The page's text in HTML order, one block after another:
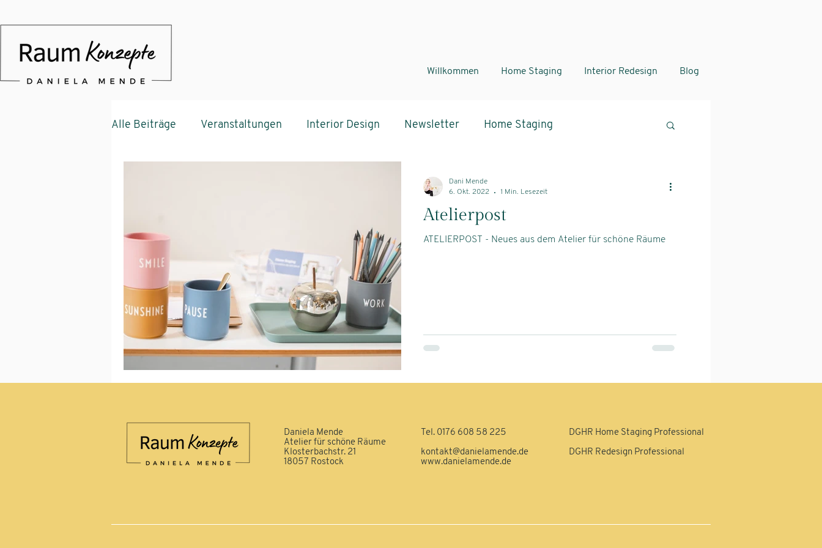
Willkommen Home Staging Interior Redesign Blog
Alle Beiträge Veranstaltungen Interior Design Newsletter Home Staging
Atelierpost
ATELIERPOST - Neues aus dem Atelier für schöne Räume
Dani Mende
6. Okt. 2022
1 Min. Lesezeit
Daniela Mende
Atelier für schöne Räume
Klosterbachstr. 21
18057 Rostock
Tel. 0176 608 58 225
kontakt@danielamende.de
www.danielamende.de
DGHR Home Staging Professional
DGHR Redesign Professional